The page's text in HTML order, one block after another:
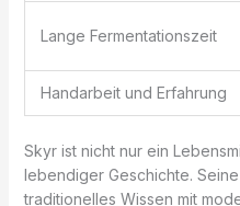
Lange Fermentationszeit
Handarbeit und Erfahrung
Skyr ist nicht nur ein
lebendiger Geschichte.
traditionelles Wissen mit